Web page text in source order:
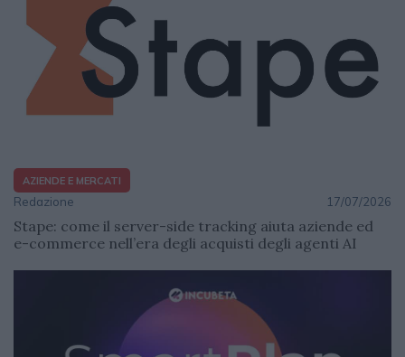
AZIENDE E MERCATI
Redazione 17/07/2026
Stape: come il server-side tracking aiuta aziende ed
e-commerce nell’era degli acquisti degli agenti AI